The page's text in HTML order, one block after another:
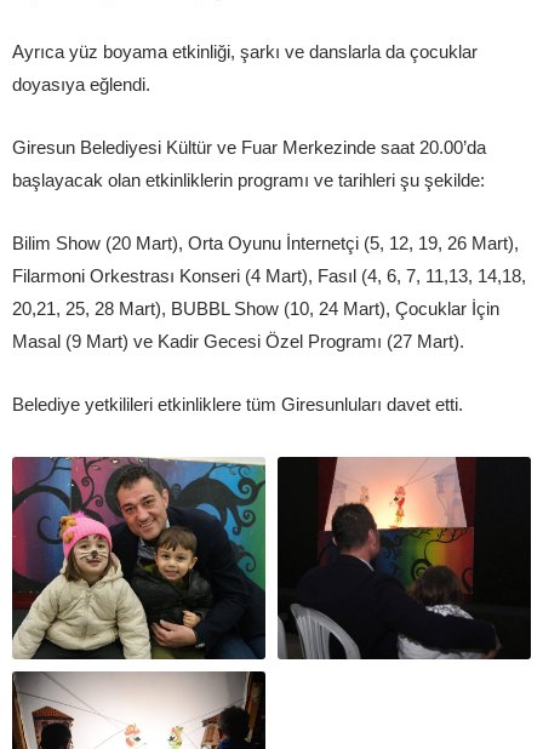
Ayrıca yüz boyama etkinliği, şarkı ve danslarla da çocuklar
doyasıya eğlendi.
Giresun Belediyesi Kültür ve Fuar Merkezinde saat 20.00’da
başlayacak olan etkinliklerin programı ve tarihleri şu şekilde:
Bilim Show (20 Mart), Orta Oyunu İnternetçi (5, 12, 19, 26 Mart),
Filarmoni Orkestrası Konseri (4 Mart), Fasıl (4, 6, 7, 11,13, 14,18,
20,21, 25, 28 Mart), BUBBL Show (10, 24 Mart), Çocuklar İçin
Masal (9 Mart) ve Kadir Gecesi Özel Programı (27 Mart).
Belediye yetkilileri etkinliklere tüm Giresunluları davet etti.